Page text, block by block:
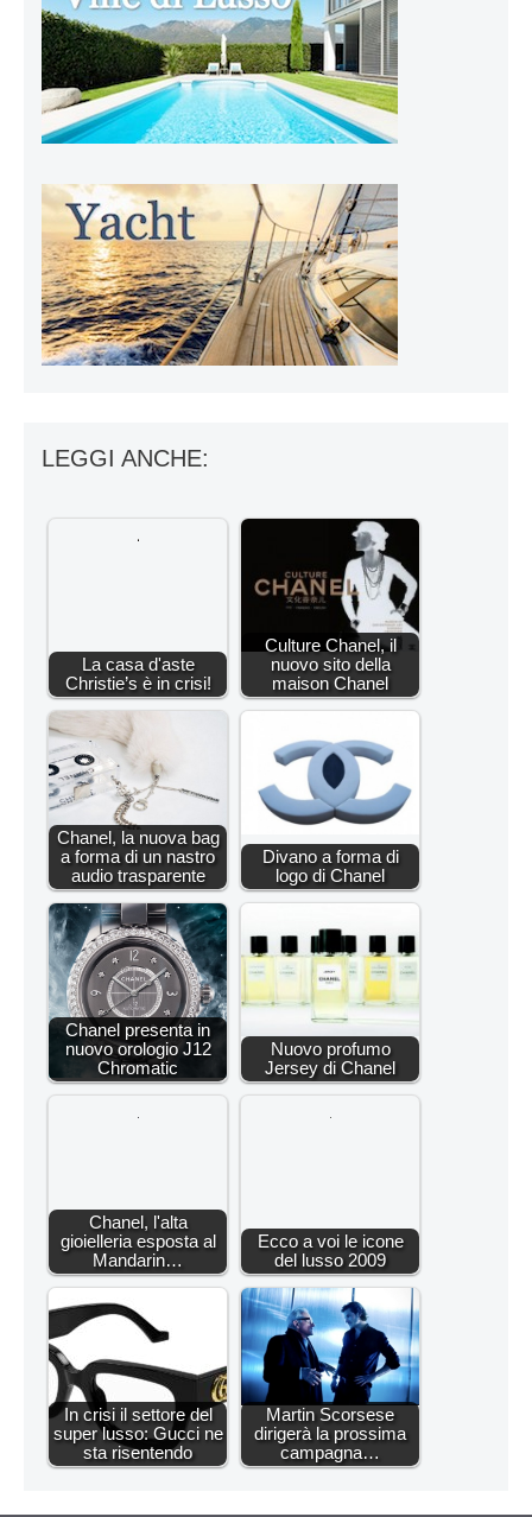
LEGGI ANCHE:
La casa d'aste
Christie’s è in crisi!
Culture Chanel, il
nuovo sito della
maison Chanel
Chanel, la nuova bag
a forma di un nastro
audio trasparente
Divano a forma di
logo di Chanel
Chanel presenta in
nuovo orologio J12
Chromatic
Nuovo profumo
Jersey di Chanel
Chanel, l'alta
gioielleria esposta al
Mandarin…
Ecco a voi le icone
del lusso 2009
In crisi il settore del
super lusso: Gucci ne
sta risentendo
Martin Scorsese
dirigerà la prossima
campagna…